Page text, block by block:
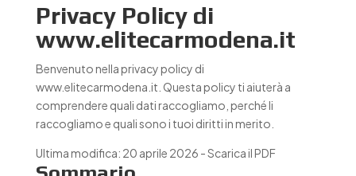
Privacy Policy di
www.elitecarmodena.it
Benvenuto nella privacy policy di
www.elitecarmodena.it. Questa policy ti aiuterà a
comprendere quali dati raccogliamo, perché li
raccogliamo e quali sono i tuoi diritti in merito.
Ultima modifica: 20 aprile 2026 -Scarica il PDF